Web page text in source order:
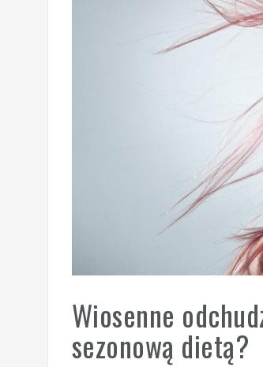
Wiosenne
sezonową dietą?